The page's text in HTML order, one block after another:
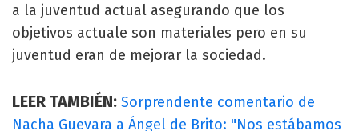
a la juventud actual asegurando que los
objetivos actuale son materiales pero en su
juventud eran de mejorar la sociedad.
LEER TAMBIÉN: Sorprendente comentario de
Nacha Guevara a Ángel de Brito: "Nos estábamos